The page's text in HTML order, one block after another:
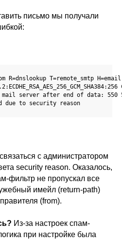
письмо мы получали
R=dnslookup T=remote_smtp
mail server after end of data:
due to security reason
с администратором
seсurity reason. Оказалось,
фильтр не пропускал все
имейл (return-path)
(from).
Из-за настроек спам-
при настройке была